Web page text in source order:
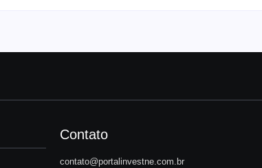
Contato
contato@portalinvestne.com.br